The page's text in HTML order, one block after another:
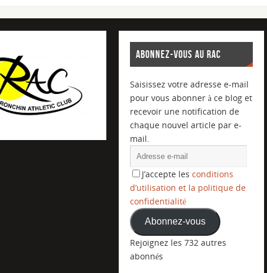
ABONNEZ-VOUS AU RAC
Saisissez votre adresse e-mail
pour vous abonner à ce blog et
recevoir une notification de
chaque nouvel article par e-
mail.
J’accepte les conditions
d’utilisation et la politique de
confidentialité
Abonnez-vous
Rejoignez les 732 autres
abonnés